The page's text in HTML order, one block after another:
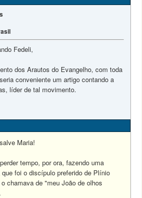
Fedeli,
dos Arautos do Evangelho, com toda
conveniente um artigo contando a
líder de tal movimento.
Maria!
tempo, por ora, fazendo uma
foi o discípulo preferido de Plínio
chamava de "meu João de olhos